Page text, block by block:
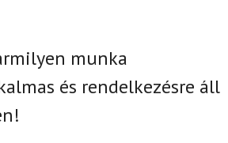
munka
és rendelkezésre áll